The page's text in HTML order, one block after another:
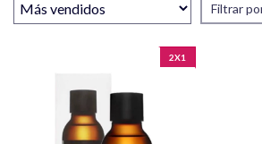
Filtrar
2X1